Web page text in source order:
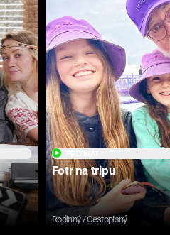
Fotr na tripu
Rodinný / Cestopisný